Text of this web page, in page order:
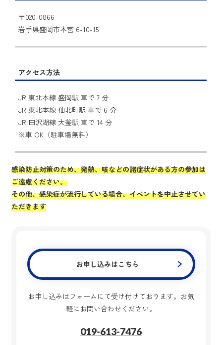
〒020-0866
岩手県盛岡市本宮 6-10-15
アクセス方法
JR 東北本線 盛岡駅 車で 7 分
JR 東北本線 仙北町駅 車で 6 分
JR 田沢湖線 大釜駅 車で 14 分
※車 OK（駐車場無料）
感染防止対策のため、発熱、咳などの諸症状がある方の参加は
ご遠慮ください。
その他、感染症が流行している場合、イベントを中止させてい
ただきます
お申し込みはこちら
お申し込みはフォームにて受け付けております。お気
軽にお問い合わせください。
019-613-7476